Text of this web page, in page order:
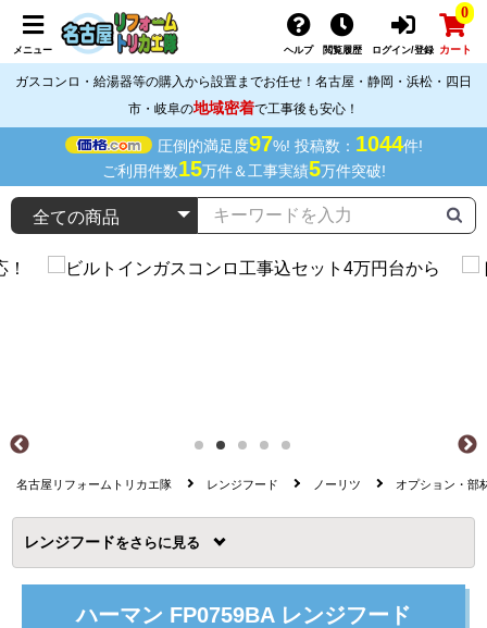
メニュー ヘルプ 閲覧履歴 ログイン/登録
0
カート
ガスコンロ・給湯器等の購入から設置までお任せ！名古屋・静岡・浜松・四日
市・岐阜の地域密着で工事後も安心！
圧倒的満足度97%! 投稿数： 1044件!
ご利用件数15万件＆工事実績5万件突破!
名古屋リフォームトリカエ隊 レンジフード ノーリツ オプション・部
レンジフードを
ハーマン FP0759BA レンジフード